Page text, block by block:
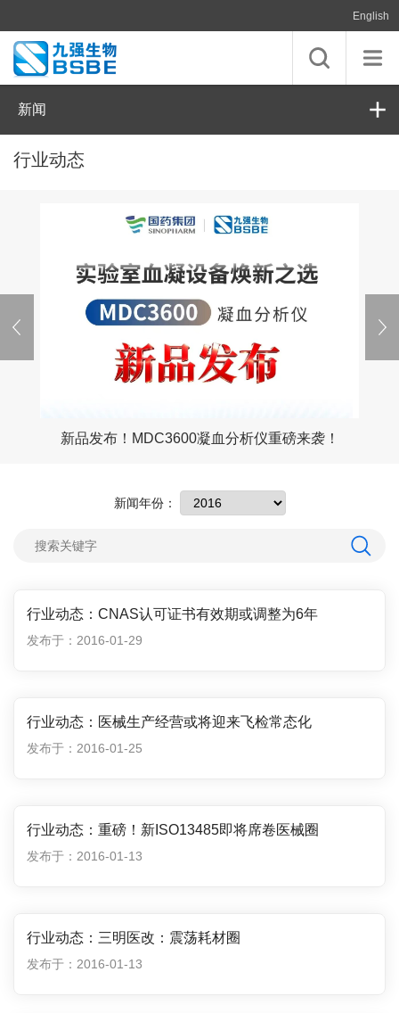
English
新闻
行业动态
新品发布！MDC3600凝血分析仪重磅来袭！
新闻年份：
行业动态：CNAS认可证书有效期或调整为6年
发布于：2016-01-29
行业动态：医械生产经营或将迎来飞检常态化
发布于：2016-01-25
行业动态：重磅！新ISO13485即将席卷医械圈
发布于：2016-01-13
行业动态：三明医改：震荡耗材圈
发布于：2016-01-13